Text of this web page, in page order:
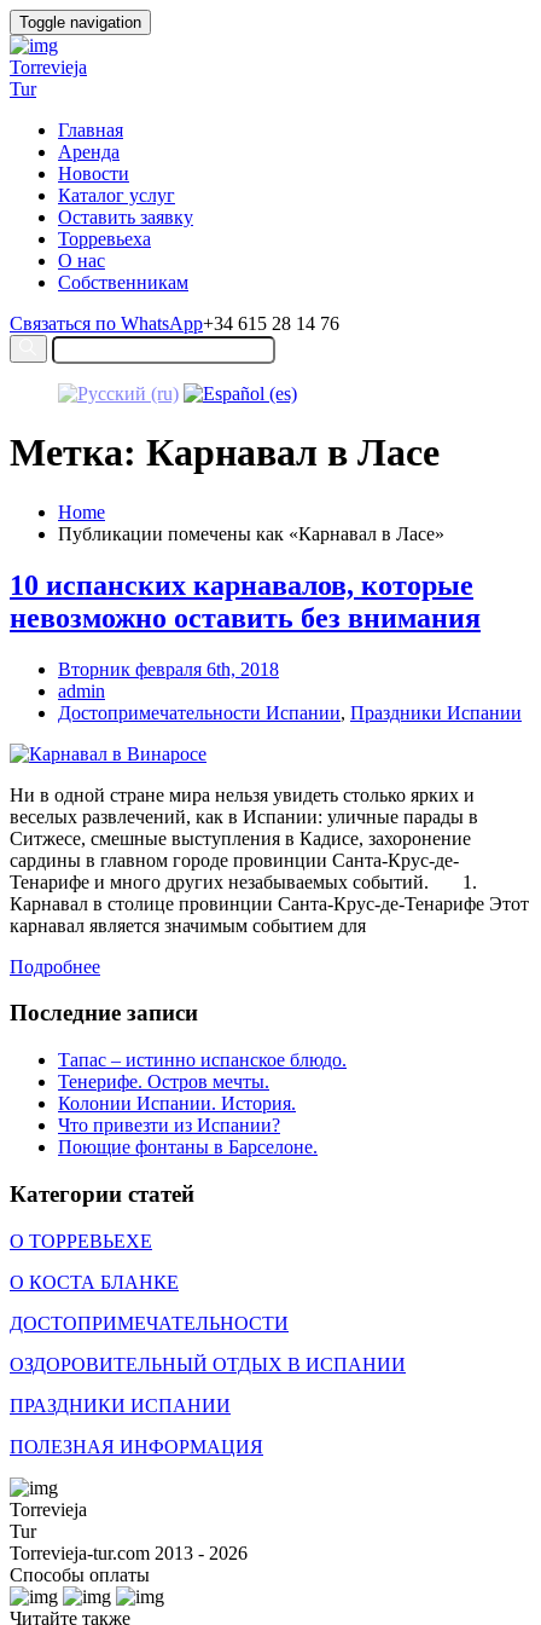
Toggle navigation
Torrevieja
Tur
Главная
Аренда
Новости
Каталог услуг
Оставить заявку
Торревьеха
О нас
Собственникам
Связаться по WhatsApp+34 615 28 14 76
Метка: Карнавал в Ласе
Home
Публикации помечены как «Карнавал в Ласе»
10 испанских карнавалов, которые
невозможно оставить без внимания
Вторник февраля 6th, 2018
admin
Достопримечательности Испании, Праздники Испании
Ни в одной стране мира нельзя увидеть столько ярких и
веселых развлечений, как в Испании: уличные парады в
Ситжесе, смешные выступления в Кадисе, захоронение
сардины в главном городе провинции Санта-Крус-де-
Тенарифе и много других незабываемых событий. 1.
Карнавал в столице провинции Санта-Крус-де-Тенарифе Этот
карнавал является значимым событием для
Подробнее
Последние записи
Тапас – истинно испанское блюдо.
Тенерифе. Остров мечты.
Колонии Испании. История.
Что привезти из Испании?
Поющие фонтаны в Барселоне.
Категории статей
О ТОРРЕВЬЕХЕ
О КОСТА БЛАНКЕ
ДОСТОПРИМЕЧАТЕЛЬНОСТИ
ОЗДОРОВИТЕЛЬНЫЙ ОТДЫХ В ИСПАНИИ
ПРАЗДНИКИ ИСПАНИИ
ПОЛЕЗНАЯ ИНФОРМАЦИЯ
Torrevieja
Tur
Torrevieja-tur.com 2013 - 2026
Способы оплаты
Читайте также